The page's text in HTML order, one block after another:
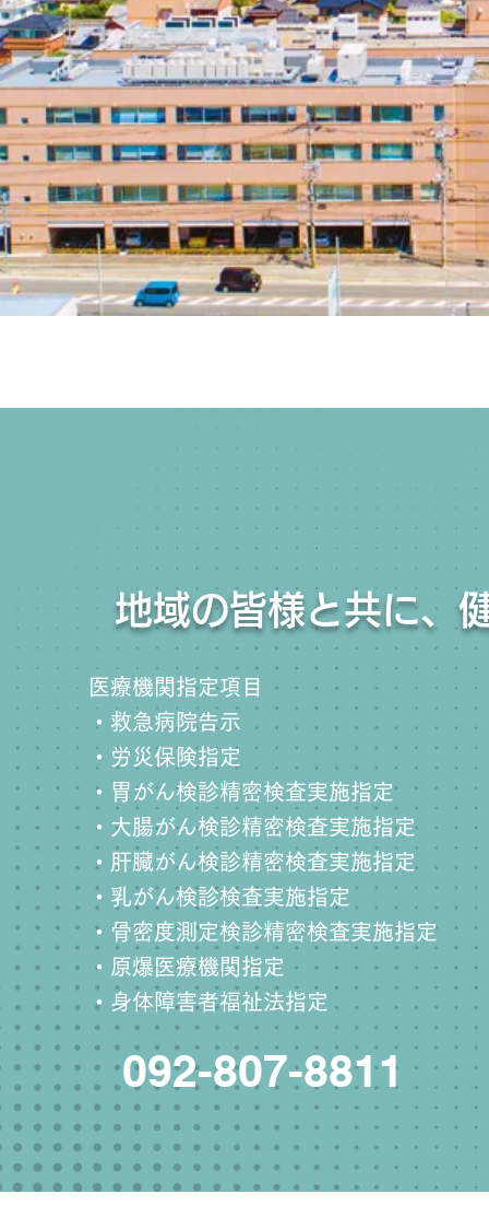
地域の皆様と共に、
医療機関指定項目
・救急病院告示
・労災保険指定
・胃がん検診精密検査実施指定
・大腸がん検診精密検査実施指定
・肝臓がん検診精密検査実施指定
・乳がん検診検査実施指定
・骨密度測定検診精密検査実施指定
・原爆医療機関指定
・身体障害者福祉法指定
092-807-8811